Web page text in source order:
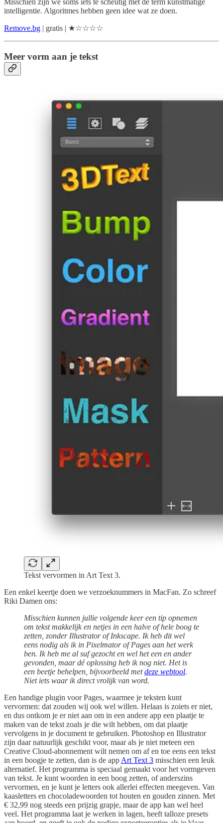
Misschien zijn we soms iets te scheutig met de term kunstmatige
intelligentie. Algoritmes hebben geen idee wat ze doen.
Remove.bg | gratis | ★☆☆☆☆
Meer vorm aan je tekst
Tekst vervormen in Art Text 3.
Een enkel keertje doen we verzoeknummers in MacFan. Zo schreef
Riki Damen ons:
Misschien kunnen jullie volgende keer een tip opnemen
om tekst makkelijk en netjes in een halve of hele boog te
zetten, zonder Illustrator of Inkscape. Ik heb dit wel
eens nodig als ik in Pixelmator of Pages aan het werk
ben. Ik heb me al suf gezocht en wel het een en ander
gevonden, maar dé oplossing heb ik nog niet. Het is
een beetje behelpen, bijvoorbeeld metdeze webtool.
Niet iets waar ik direct vrolijk van word.
Een handige plugin voor Pages, waarmee je teksten kunt
vervormen: dat zouden wij ook wel willen. Helaas is zoiets er niet,
en dus ontkom je er niet aan om in een andere app een plaatje te
maken van de tekst zoals je die wilt hebben, om dat plaatje
vervolgens in je document te gebruiken. Photoshop en Illustrator
zijn daar natuurlijk geschikt voor, maar als je niet meteen een
Creative Cloud-abonnement wilt nemen om af en toe eens een tekst
in een boogje te zetten, dan is de appArt Text 3 misschien een leuk
alternatief. Het programma is speciaal gemaakt voor het vormgeven
van tekst. Je kunt woorden in een boog zetten, of anderszins
vervormen, en je kunt je letters ook allerlei effecten meegeven. Van
kaasletters en chocoladewoorden tot houten en gouden zinnen. Met
€ 32,99 nog steeds een prijzig grapje, maar de app kan wel heel
veel. Het programma laat je werken in lagen, heeft talloze presets